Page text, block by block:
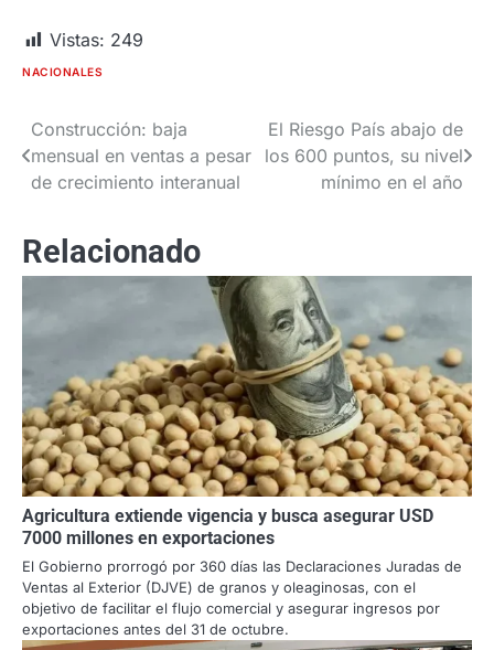
Vistas: 249
NACIONALES
Navegación
de
Construcción: baja
mensual en ventas a pesar
de crecimiento interanual
El Riesgo País abajo de
los 600 puntos, su nivel
mínimo en el año
Relacionado
Agricultura extiende vigencia y busca asegurar USD
7000 millones en exportaciones
El Gobierno prorrogó por 360 días las Declaraciones Juradas de
Ventas al Exterior (DJVE) de granos y oleaginosas, con el
objetivo de facilitar el flujo comercial y asegurar ingresos por
exportaciones antes del 31 de octubre.